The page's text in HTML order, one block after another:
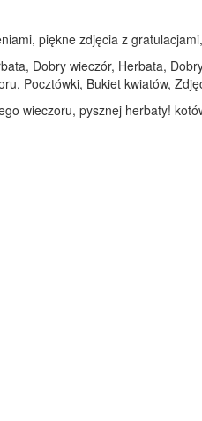
piękne zdjęcia z
Dobry wieczór, Herbata,
Pocztówki, Bukiet kwiatów,
wieczoru, pysznej herbaty!